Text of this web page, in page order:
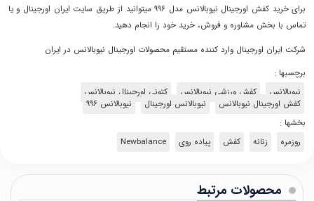
برای خرید کفش اورجینال نیوبالانس مدل ۹۹۶ میتوانید از طریق سایت ایران اورجینال و یا
تماس با بخش مشاوره و فروش، خرید خود را انجام دهید.
شرکت ایران اورجینال وارد کننده مستقیم محصولات اورجینال نیوبالانس در ایران
برچسبها :
نیوبالانس
کفش ورزشی نیوبالانس
کتونی اورجینال نیوبالانس
کفش اورجینال نیوبالانس
نیوبالانس اورجینال
نیوبالانس ۹۹۶
بخشها :
روزمره
زنانه کفش پیاده روی Newbalance
محصولات مرتبط